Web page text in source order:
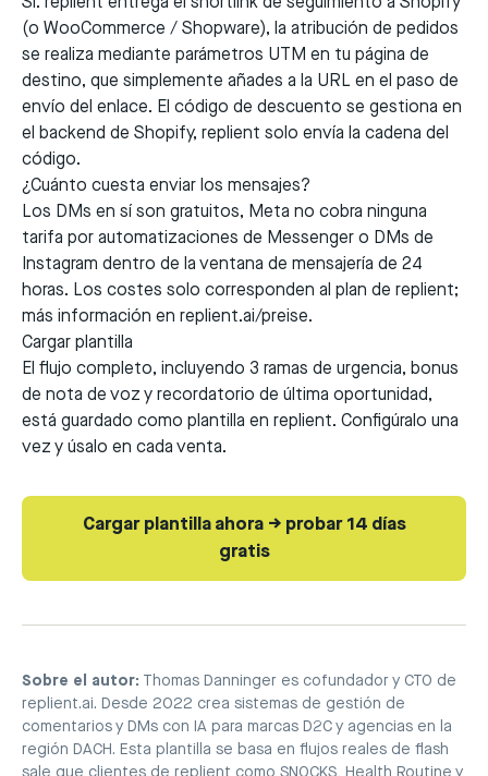
(o WooCommerce / Shopware), la atribución de pedidos
se realiza mediante parámetros UTM en tu página de
destino, que simplemente añades a la URL en el paso de
envío del enlace. El código de descuento se gestiona en
el backend de Shopify, replient solo envía la cadena del
código.
¿Cuánto cuesta enviar los mensajes?
Los DMs en sí son gratuitos, Meta no cobra ninguna
tarifa por automatizaciones de Messenger o DMs de
Instagram dentro de la ventana de mensajería de 24
horas. Los costes solo corresponden al plan de replient;
más información en replient.ai/preise.
Cargar plantilla
El flujo completo, incluyendo 3 ramas de urgencia, bonus
de nota de voz y recordatorio de última oportunidad,
está guardado como plantilla en replient. Configúralo una
vez y úsalo en cada venta.
Cargar plantilla ahora → probar 14 días
gratis
Sobre el autor: Thomas Danninger es cofundador y CTO de
replient.ai. Desde 2022 crea sistemas de gestión de
comentarios y DMs con IA para marcas D2C y agencias en la
región DACH. Esta plantilla se basa en flujos reales de flash